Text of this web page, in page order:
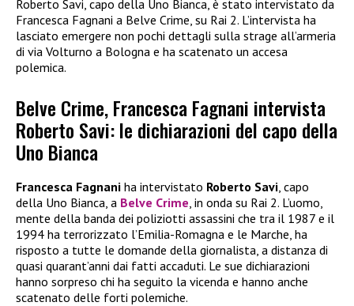
Roberto Savi, capo della Uno Bianca, è stato intervistato da
Francesca Fagnani a Belve Crime, su Rai 2. L’intervista ha
lasciato emergere non pochi dettagli sulla strage all’armeria
di via Volturno a Bologna e ha scatenato un accesa
polemica.
Belve Crime, Francesca Fagnani intervista
Roberto Savi: le dichiarazioni del capo della
Uno Bianca
Francesca Fagnani ha intervistato Roberto Savi , capo
della Uno Bianca, a Belve Crime , in onda su Rai 2. L’uomo,
mente della banda dei poliziotti assassini che tra il 1987 e il
1994 ha terrorizzato l’Emilia-Romagna e le Marche, ha
risposto a tutte le domande della giornalista, a distanza di
quasi quarant’anni dai fatti accaduti. Le sue dichiarazioni
hanno sorpreso chi ha seguito la vicenda e hanno anche
scatenato delle forti polemiche.